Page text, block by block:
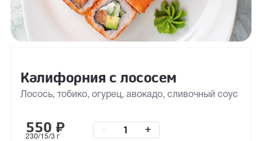
Калифорния с лососем
Лосось, тобико, огурец, авокадо, сливочный соус
550 ₽
230/15/3 г
+